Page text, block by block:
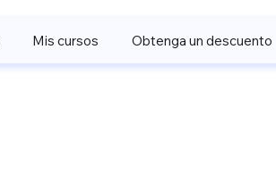
Mis cursos Obtenga un descuento